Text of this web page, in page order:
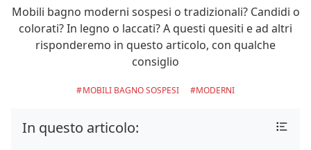
Mobili bagno moderni sospesi o tradizionali? Candidi o
colorati? In legno o laccati? A questi quesiti e ad altri
risponderemo in questo articolo, con qualche
consiglio
MOBILI BAGNO SOSPESI MODERNI
In questo articolo: